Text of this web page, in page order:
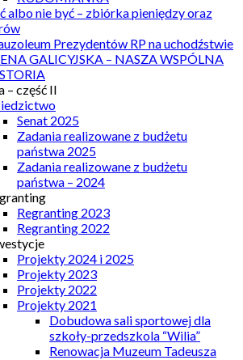
albo nie być – zbiórka pieniędzy oraz
Prezydentów RP na uchodźstwie
GALICYJSKA – NASZA WSPÓLNA
– część II
Senat 2025
Zadania realizowane z budżetu
państwa 2025
Zadania realizowane z budżetu
państwa – 2024
Regranting 2023
Regranting 2022
Projekty 2024 i 2025
Projekty 2023
Projekty 2022
Projekty 2021
Dobudowa sali sportowej dla
szkoły-przedszkola “Wilia”
Renowacja Muzeum Tadeusza